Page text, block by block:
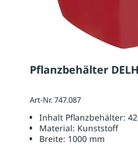
Pflanzbehälter
Art-Nr. 747.087
Inhalt Pflanzbehälter:
Material: Kunststoff
Breite: 1000 mm